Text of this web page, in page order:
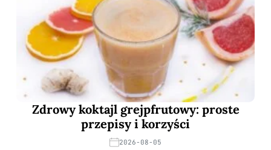
Zdrowy koktajl grejpfrutowy: proste
przepisy i korzyści
2026-08-05